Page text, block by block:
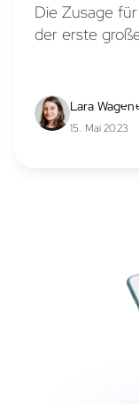
Die Zusage
der erste
Lara
15. Mai 2023